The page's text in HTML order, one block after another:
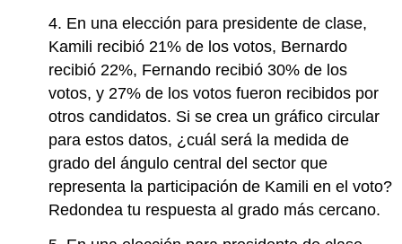
4. En una elección para presidente de clase,
Kamili recibió 21% de los votos, Bernardo
recibió 22%, Fernando recibió 30% de los
votos, y 27% de los votos fueron recibidos por
otros candidatos. Si se crea un gráfico circular
para estos datos, ¿cuál será la medida de
grado del ángulo central del sector que
representa la participación de Kamili en el voto?
Redondea tu respuesta al grado más cercano.